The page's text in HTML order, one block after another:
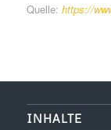
Quelle: https://
INHALTE